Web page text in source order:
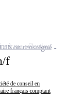
f
de conseil en
français comptant
Non renseigné
à ma sélection